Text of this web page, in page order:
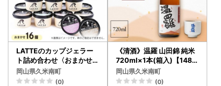
LATTEのカップジェラー
ト詰め合わせ〈おまかせ〉
全16個【配送不可地域：
離島】【1477102】
岡山県久米南町
(0)
《清酒》温羅 山田錦 純米
720ml×1本(箱入)【1483
371】
岡山県久米南町
(0)